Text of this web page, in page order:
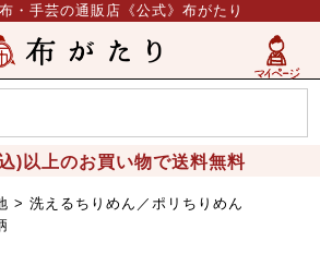
・手芸の通販店《公式》布がたり
)以上のお買い物で送料無料
洗えるちりめん／ポリちりめん